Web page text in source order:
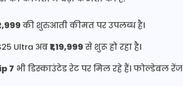
की शुरुआती कीमत पर उपलब्ध है।
Ultra अब₹1,19,999से शुरू हो रहा है।
7 भी डिस्काउंटेड रेट पर मिल रहे हैं। फोल्डेबल रेंज